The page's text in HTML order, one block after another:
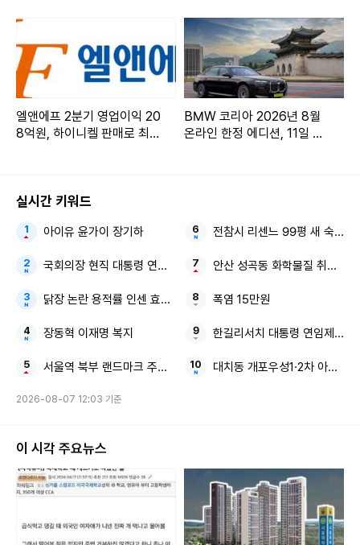
엘앤에프 2분기 영업이익 20
8억원, 하이니켈 판매로 최대
BMW 코리아 2026년 8월
온라인 한정 에디션, 11일 오
실시간 키워드
아이유 윤가이 장기하
국회의장 현직 대통령 연임 정치권 논란
닭장 논란 용적률 인센 효창공원앞역 정비사업
장동혁 이재명 복지
서울역 북부 랜드마크 주거지 서계동 역세권 개발
전참시 리센느 99평 새 숙소
안산 성곡동 화학물질 취급 공
폭염 15만원
한길리서치 대통령 연임제 보
대치동 개포우성1·2차 아파트
2026-08-07 12:03 기준
이 시각 주요뉴스